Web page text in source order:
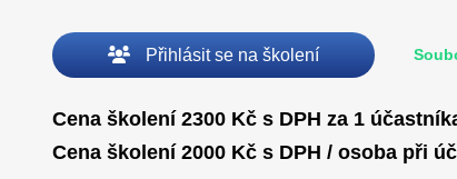
Přihlásit se na školení
Cena školení 2300 Kč s DPH za 1
Cena školení 2000 Kč s DPH / osoba při